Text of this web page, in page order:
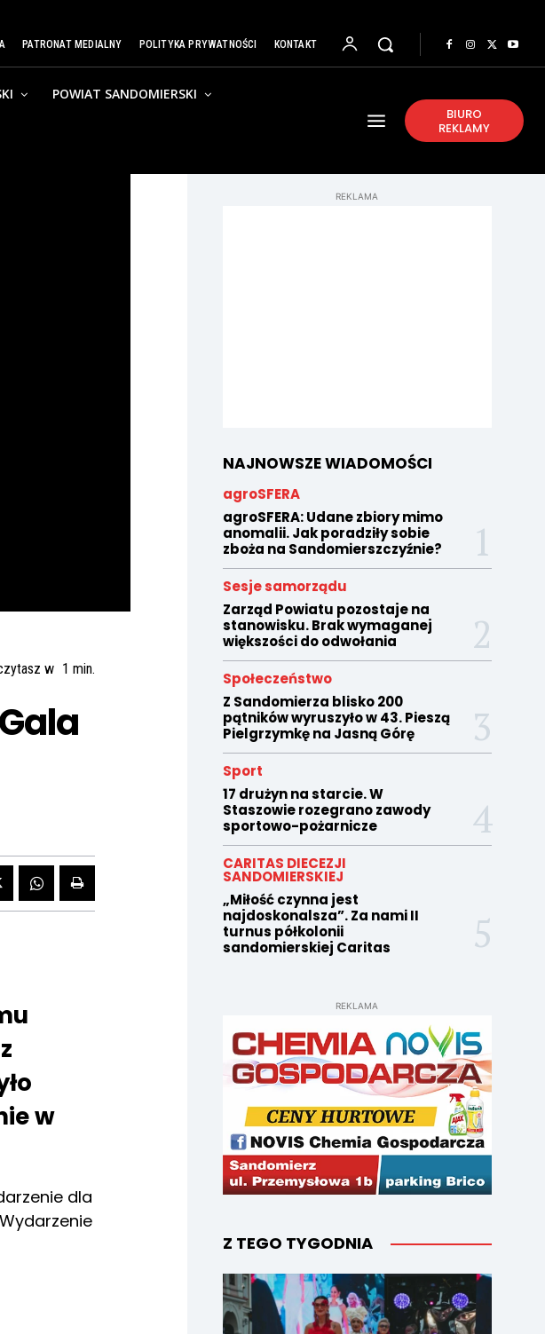
PATRONAT MEDIALNY POLITYKA PRYWATNOŚCI KONTAKT
POWIAT SANDOMIERSKI
BIURO
REKLAMY
w 1 min.
w
dla
REKLAMA
NAJNOWSZE WIADOMOŚCI
agroSFERA
agroSFERA: Udane zbiory mimo
anomalii. Jak poradziły sobie
zboża na Sandomierszczyźnie?
Sesje samorządu
Zarząd Powiatu pozostaje na
stanowisku. Brak wymaganej
większości do odwołania
Społeczeństwo
Z Sandomierza blisko 200
pątników wyruszyło w 43. Pieszą
Pielgrzymkę na Jasną Górę
Sport
17 drużyn na starcie. W
Staszowie rozegrano zawody
sportowo-pożarnicze
CARITAS DIECEZJI
SANDOMIERSKIEJ
„Miłość czynna jest
najdoskonalsza”. Za nami II
turnus półkolonii
sandomierskiej Caritas
REKLAMA
Z TEGO TYGODNIA